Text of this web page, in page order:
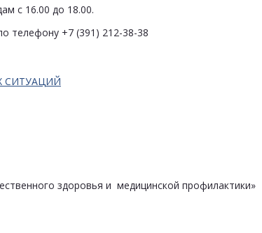
СИТУАЦИЙ
с 16.00 до 18.00.
телефону +7 (391) 212-38-38
здоровья и медицинской профилактики»